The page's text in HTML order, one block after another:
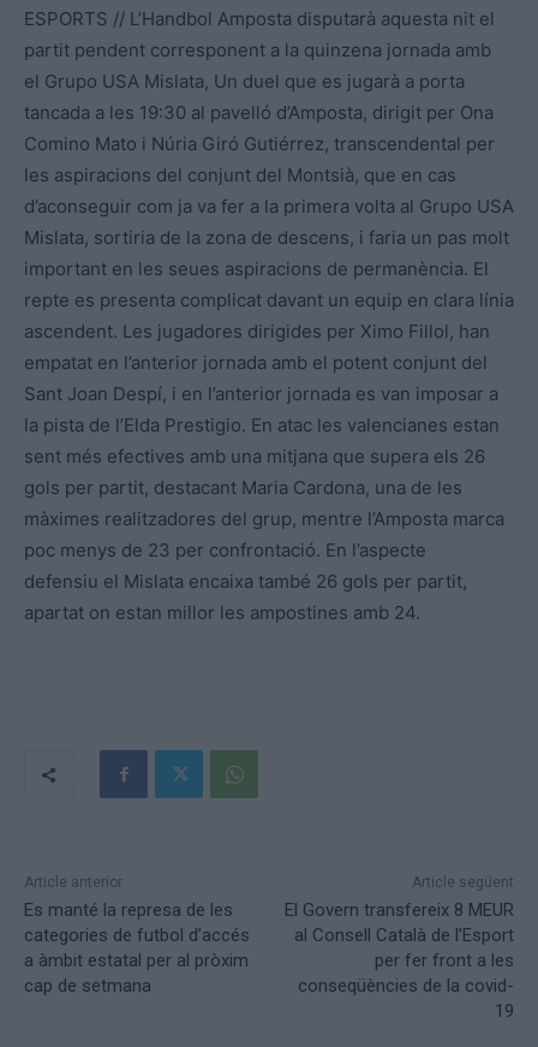
ESPORTS // L’Handbol Amposta disputarà aquesta nit el
partit pendent corresponent a la quinzena jornada amb
el Grupo USA Mislata, Un duel que es jugarà a porta
tancada a les 19:30 al pavelló d’Amposta, dirigit per Ona
Comino Mato i Núria Giró Gutiérrez, transcendental per
les aspiracions del conjunt del Montsià, que en cas
d’aconseguir com ja va fer a la primera volta al Grupo USA
Mislata, sortiria de la zona de descens, i faria un pas molt
important en les seues aspiracions de permanència. El
repte es presenta complicat davant un equip en clara línia
ascendent. Les jugadores dirigides per Ximo Fillol, han
empatat en l’anterior jornada amb el potent conjunt del
Sant Joan Despí, i en l’anterior jornada es van imposar a
la pista de l’Elda Prestigio. En atac les valencianes estan
sent més efectives amb una mitjana que supera els 26
gols per partit, destacant Maria Cardona, una de les
màximes realitzadores del grup, mentre l’Amposta marca
poc menys de 23 per confrontació. En l’aspecte
defensiu el Mislata encaixa també 26 gols per partit,
apartat on estan millor les ampostines amb 24.
Article anterior
Es manté la represa de les
categories de futbol d’accés
a àmbit estatal per al pròxim
cap de setmana
Article següent
El Govern transfereix 8 MEUR
al Consell Català de l’Esport
per fer front a les
conseqüències de la covid-
19